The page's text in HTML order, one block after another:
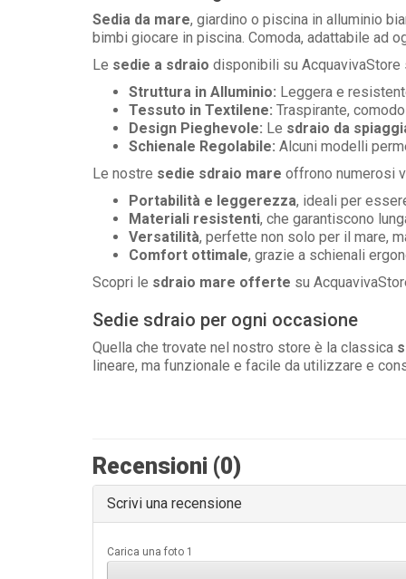
Sedia da mare, giardino o piscina in alluminio
bimbi giocare in piscina. Comoda, adattabile ad
Le sedie a sdraio disponibili su
Struttura in Alluminio: Leggera e
Tessuto in Textilene: Traspirante,
Design Pieghevole: Le sdraio da
Schienale Regolabile: Alcuni modelli
Le nostre sedie sdraio mare offrono numerosi
Portabilità e leggerezza, ideali per
Materiali resistenti, che garantiscono
Versatilità, perfette non solo per il mare,
Comfort ottimale, grazie a schienali
Scopri le sdraio mare offerte su
Sedie sdraio per ogni occasione
Quella che trovate nel nostro store è la classica
lineare, ma funzionale e facile da utilizzare e
Recensioni (0)
Scrivi una recensione
Carica una foto 1